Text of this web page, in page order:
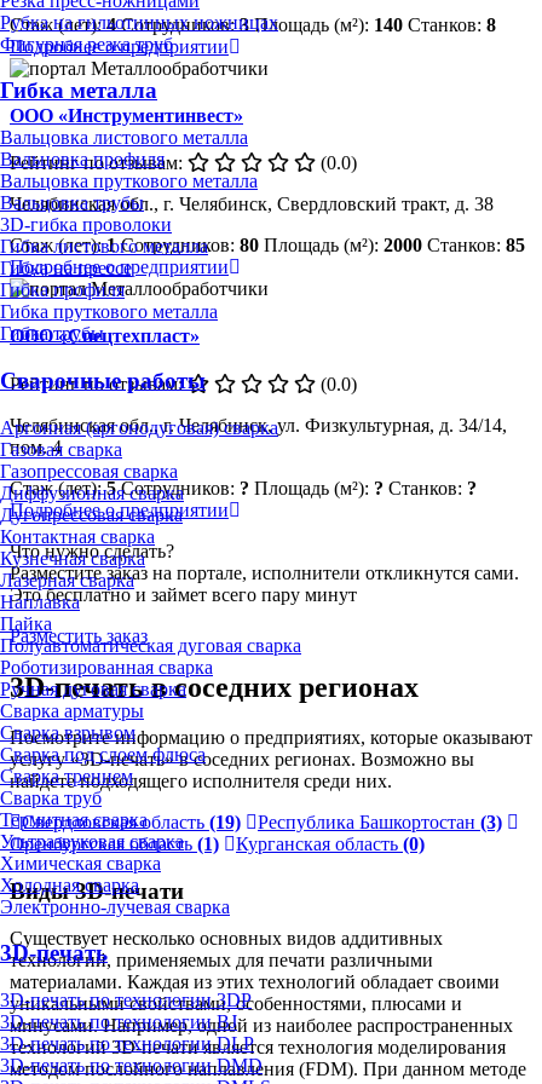
Рубка на гильотинных ножницах
Фигурная резка труб
Гибка металла
Вальцовка листового металла
Вальцовка профиля
Вальцовка пруткового металла
Вальцовка трубы
3D-гибка проволоки
Гибка листового металла
Гибка на прессе
Гибка профиля
Гибка пруткового металла
Гибка трубы
Сварочные работы
Аргонная (аргонодуговая) сварка
Газовая сварка
Газопрессовая сварка
Диффузионная сварка
Дугопрессовая сварка
Контактная сварка
Кузнечная сварка
Лазерная сварка
Наплавка
Пайка
Полуавтоматическая дуговая сварка
Роботизированная сварка
Ручная дуговая сварка
Сварка арматуры
Сварка взрывом
Сварка под слоем флюса
Сварка трением
Сварка труб
Термитная сварка
Ультразвуковая сварка
Химическая сварка
Холодная сварка
Электронно-лучевая сварка
3D-печать
3D-печать по технологии 3DP
3D-печать по технологии BJ
3D-печать по технологии DLP
3D-печать по технологии DMD
Стаж (лет):4 Сотрудников:3 Площадь (м²): 140 Станков: 8
Подробнее о предприятии
ООО «Инструментинвест»
Рейтинг по отзывам:
(0.0)
Челябинская обл., г. Челябинск, Свердловский тракт, д. 38
Стаж (лет):1 Сотрудников: 80 Площадь (м²): 2000 Станков: 85
Подробнее о предприятии
ООО «Спецтехпласт»
Рейтинг по отзывам:
(0.0)
Челябинская обл., г. Челябинск, ул. Физкультурная, д. 34/14,
пом. 4
Стаж (лет):5 Сотрудников: ? Площадь (м²): ? Станков: ?
Подробнее о предприятии
Что нужно сделать?
Разместите заказ на портале, исполнители откликнутся сами.
Это бесплатно и займет всего пару минут
Разместить заказ
3D-печать в соседних регионах
Посмотрите информацию о предприятиях, которые оказывают
услугу «3D-печать» в соседних регионах. Возможно вы
найдете подходящего исполнителя среди них.
Свердловская область (19) Республика Башкортостан (3)
Оренбургская область (1) Курганская область (0)
Виды 3D-печати
Существует несколько основных видов аддитивных
технологий, применяемых для печати различными
материалами. Каждая из этих технологий обладает своими
уникальными свойствами, особенностями, плюсами и
минусами. Например, одной из наиболее распространенных
технологий 3D-печати является технология моделирования
методом послойного наплавления (FDM). При данном методе